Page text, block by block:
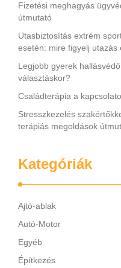
Fizetési meghagyás
útmutató
Utasbiztosítás extrém
esetén: mire figyelj utazás
Legjobb gyerek
választáskor?
Családterápia a
Stresszkezelés
terápiás megoldások
Kategóriák
Ajtó-ablak
Autó-Motor
Egyéb
Építkezés